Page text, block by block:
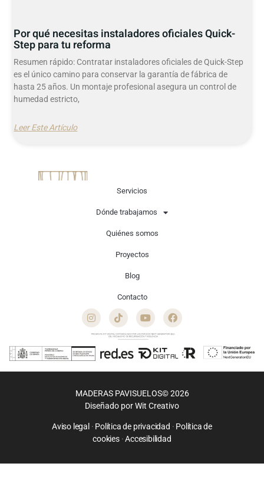
Por qué necesitas instaladores oficiales Quick-
Step para tu reforma
Resumen rápido: Contratar instaladores oficiales de Quick-Step
es el único camino para conservar la garantía de fábrica de
hasta 25 años. Un montaje profesional asegura un control de
humedad estricto,
Leer Este Artículo
Llevamos 45 años creando suelos de madera de alta calidad
con acabados artesanales bajo la supervisión técnica de
nuestro equipo de maestros artesanos. Diseñados para
interioristas, reformistas y particulares.
Servicios
Dónde trabajamos
Quiénes somos
Proyectos
Blog
Contacto
MADERAS PAVISUELOS© 2026
Diseñado porWit Creativo
Aviso legal · Política de privacidad · Política de
cookies·Accesibilidad